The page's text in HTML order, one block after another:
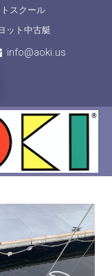
スクール
ット中古艇
info@aoki.us